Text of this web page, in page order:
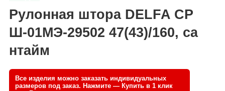
Рулонная штора DELFA СР
Ш-01МЭ-29502 47(43)/160, са
нтайм